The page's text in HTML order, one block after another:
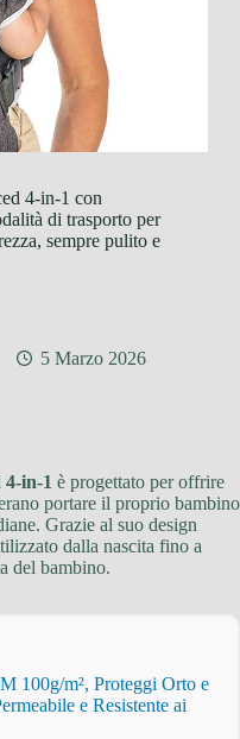
4-in-1 con
di trasporto per
sempre pulito e
5 Marzo 2026
in-1 è progettato per offrire
portare il proprio bambino
Grazie al suo design
dalla nascita fino a
del bambino.
100g/m², Proteggi Orto e
e Resistente ai